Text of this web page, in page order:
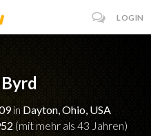
LOGIN
in Dayton, Ohio, USA
(mit mehr als 43 Jahren)